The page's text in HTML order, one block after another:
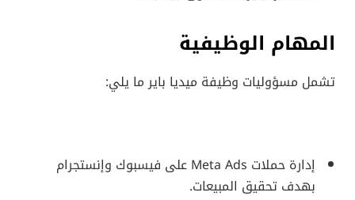
المهام الوظيفية
تشمل مسؤوليات وظيفة ميديا باير ما يلي:
إدارة حملات Meta Ads على فيسبوك وإنستجرام
بهدف تحقيق المبيعات.